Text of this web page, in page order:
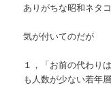
ありがちな昭和ネタ
気が付いてのだが
１，「お前の代わり
も人数が少ない若年